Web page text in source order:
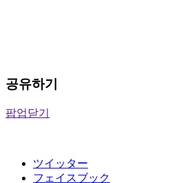
공유하기
팝업닫기
ツイッター
フェイスブック